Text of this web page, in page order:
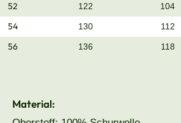
52 122 104
54 130 112
56 136 118
Material: